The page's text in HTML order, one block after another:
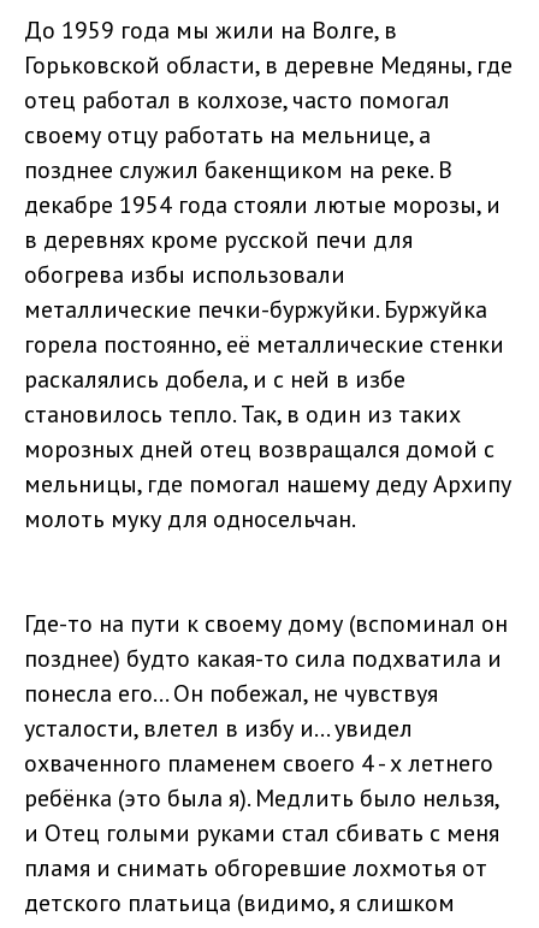
До 1959 года мы жили на Волге, в
Горьковской области, в деревне Медяны, где
отец работал в колхозе, часто помогал
своему отцу работать на мельнице, а
позднее служил бакенщиком на реке. В
декабре 1954 года стояли лютые морозы, и
в деревнях кроме русской печи для
обогрева избы использовали
металлические печки-буржуйки. Буржуйка
горела постоянно, её металлические стенки
раскалялись добела, и с ней в избе
становилось тепло. Так, в один из таких
морозных дней отец возвращался домой с
мельницы, где помогал нашему деду Архипу
молоть муку для односельчан.
Где-то на пути к своему дому (вспоминал он
позднее) будто какая-то сила подхватила и
понесла его... Он побежал, не чувствуя
усталости, влетел в избу и... увидел
охваченного пламенем своего 4 - х летнего
ребёнка (это была я). Медлить было нельзя,
и Отец голыми руками стал сбивать с меня
пламя и снимать обгоревшие лохмотья от
детского платьица (видимо, я слишком